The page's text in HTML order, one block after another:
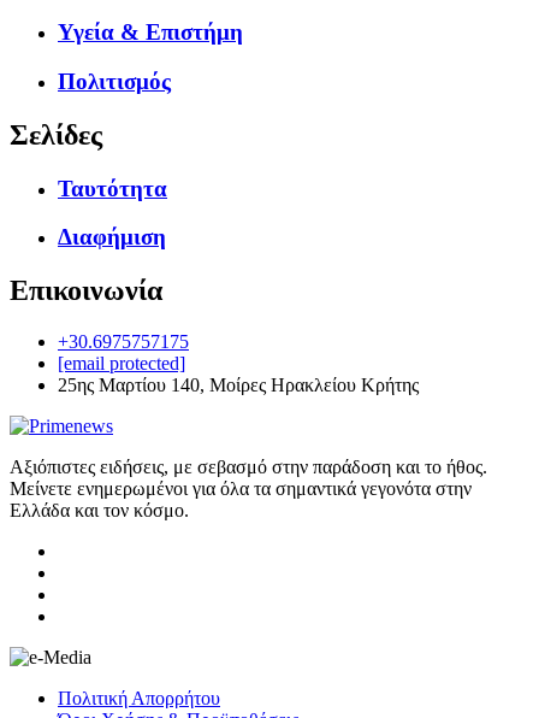
Υγεία & Επιστήμη
Πολιτισμός
Σελίδες
Ταυτότητα
Διαφήμιση
Επικοινωνία
+30.6975757175
[email protected]
25ης Μαρτίου 140, Μοίρες Ηρακλείου Κρήτης
Αξιόπιστες ειδήσεις, με σεβασμό στην παράδοση και το ήθος.
Μείνετε ενημερωμένοι για όλα τα σημαντικά γεγονότα στην
Ελλάδα και τον κόσμο.
Πολιτική Απορρήτου